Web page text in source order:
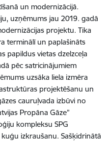
un modernizācijā.
uzņēmums jau 2019. gadā
projektu. Tika
terminālī un paplašināts
papildus vietas dzelzceļa
pēc satricinājumiem
uzsāka liela izmēra
projektēšanu un
cauruļvada izbūvi no
Propāna Gāze”
kompleksu SPG
izkraušanu. Sašķidrinātā